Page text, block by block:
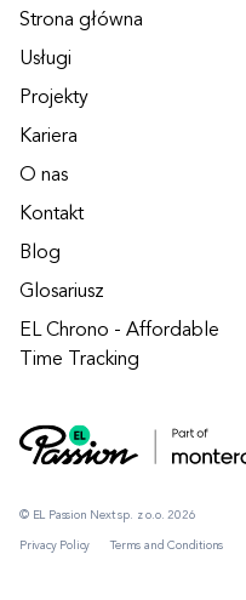
© EL Passion Next sp. z o.o. 2026
Privacy Policy Terms and Conditions
Strona główna
Usługi
Projekty
Kariera
O nas
Kontakt
Blog
Glosariusz
EL Chrono - Affordable
Time Tracking